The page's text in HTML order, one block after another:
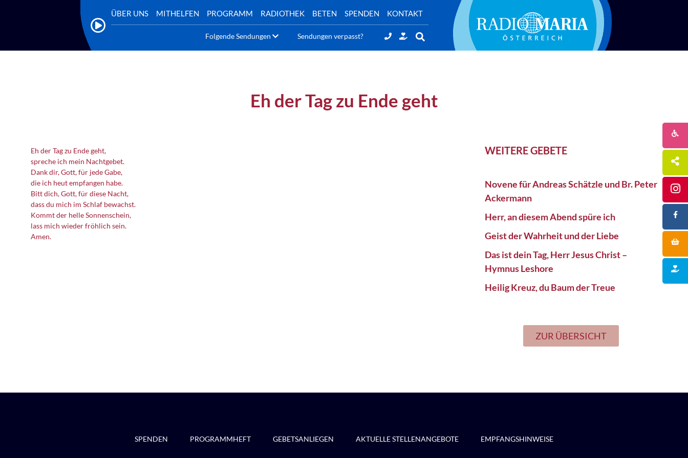
ÜBER UNS MITHELFEN PROGRAMM RADIOTHEK BETEN SPENDEN KONTAKT
Folgende Sendungen Sendungen verpasst?
Eh der Tag zu Ende geht
Eh der Tag zu Ende geht,
spreche ich mein Nachtgebet.
Dank dir, Gott, für jede Gabe,
die ich heut empfangen habe.
Bitt dich, Gott, für diese Nacht,
dass du mich im Schlaf bewachst.
Kommt der helle Sonnenschein,
lass mich wieder fröhlich sein.
Amen.
WEITERE GEBETE
Novene für Andreas Schätzle und Br. Peter
Ackermann
Herr, an diesem Abend spüre ich
Geist der Wahrheit und der Liebe
Das ist dein Tag, Herr Jesus Christ –
Hymnus Leshore
Heilig Kreuz, du Baum der Treue
ZUR ÜBERSICHT
SPENDEN PROGRAMMHEFT GEBETSANLIEGEN AKTUELLE STELLENANGEBOTE EMPFANGSHINWEISE